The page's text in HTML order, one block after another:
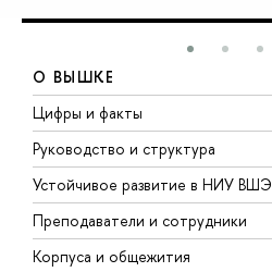
О ВЫШКЕ
Цифры и факты
Руководство и структура
Устойчивое развитие в НИУ ВШЭ
Преподаватели и сотрудники
Корпуса и общежития